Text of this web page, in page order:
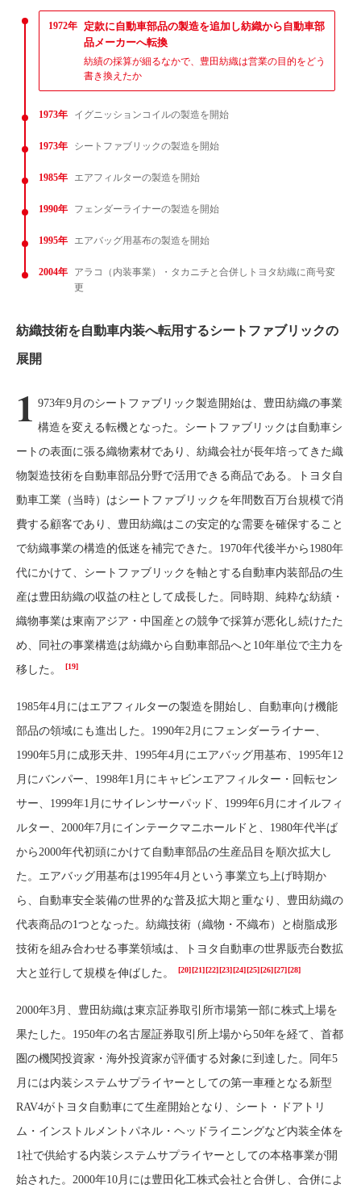
1972年
定款に自動車部品の製造を追加し紡織から自動車部
品メーカーへ転換
紡績の採算が細るなかで、豊田紡織は営業の目的をどう
書き換えたか
1973年 イグニッションコイルの製造を開始
1973年 シートファブリックの製造を開始
1985年 エアフィルターの製造を開始
1990年 フェンダーライナーの製造を開始
1995年 エアバッグ用基布の製造を開始
2004年
アラコ（内装事業）・タカニチと合併しトヨタ紡織に商号変
更
紡織技術を自動車内装へ転用するシートファブリックの
展開
1 973年9月のシートファブリック製造開始は、豊田紡織の事業
構造を変える転機となった。シートファブリックは自動車シ
ートの表面に張る織物素材であり、紡織会社が長年培ってきた織
物製造技術を自動車部品分野で活用できる商品である。トヨタ自
動車工業（当時）はシートファブリックを年間数百万台規模で消
費する顧客であり、豊田紡織はこの安定的な需要を確保すること
で紡織事業の構造的低迷を補完できた。1970年代後半から1980年
代にかけて、シートファブリックを軸とする自動車内装部品の生
産は豊田紡織の収益の柱として成長した。同時期、純粋な紡績・
織物事業は東南アジア・中国産との競争で採算が悪化し続けたた
め、同社の事業構造は紡織から自動車部品へと10年単位で主力を
移した。
[19]
1985年4月にはエアフィルターの製造を開始し、自動車向け機能
部品の領域にも進出した。1990年2月にフェンダーライナー、
1990年5月に成形天井、1995年4月にエアバッグ用基布、1995年12
月にバンパー、1998年1月にキャビンエアフィルター・回転セン
サー、1999年1月にサイレンサーパッド、1999年6月にオイルフィ
ルター、2000年7月にインテークマニホールドと、1980年代半ば
から2000年代初頭にかけて自動車部品の生産品目を順次拡大し
た。エアバッグ用基布は1995年4月という事業立ち上げ時期か
ら、自動車安全装備の世界的な普及拡大期と重なり、豊田紡織の
代表商品の1つとなった。紡織技術（織物・不織布）と樹脂成形
技術を組み合わせる事業領域は、トヨタ自動車の世界販売台数拡
大と並行して規模を伸ばした。
[20][21][22][23][24][25][26][27][28]
2000年3月、豊田紡織は東京証券取引所市場第一部に株式上場を
果たした。1950年の名古屋証券取引所上場から50年を経て、首都
圏の機関投資家・海外投資家が評価する対象に到達した。同年5
月には内装システムサプライヤーとしての第一車種となる新型
RAV4がトヨタ自動車にて生産開始となり、シート・ドアトリ
ム・インストルメントパネル・ヘッドライニングなど内装全体を
1社で供給する内装システムサプライヤーとしての本格事業が開
始された。2000年10月には豊田化工株式会社と合併し、合併によ